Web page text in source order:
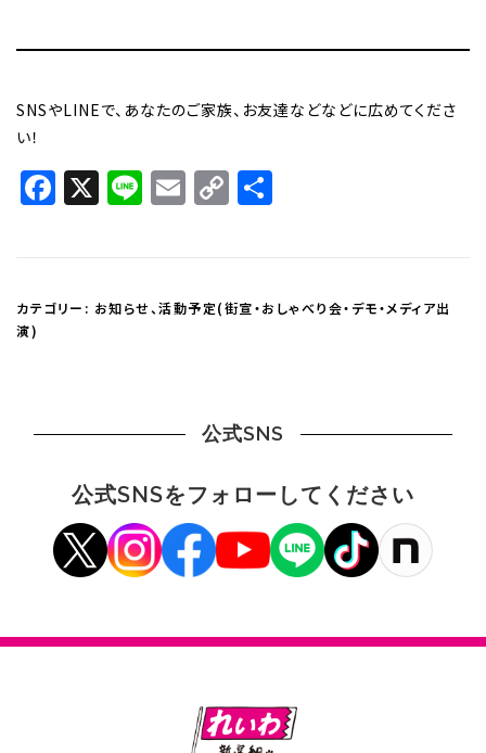
SNSやLINEで、あなたのご家族、お友達などなどに広めてくださ
い！
Facebook
X LineEmail
Copy
Link
カテゴリー: お知らせ、活動予定(街宣・おしゃべり会・デモ・メディア出
演)
公式SNS
公式SNSをフォローしてください